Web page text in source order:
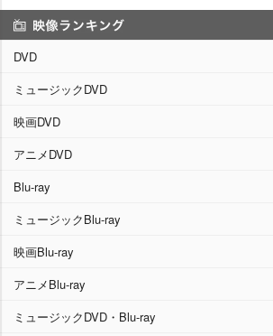
DVD
ミュージックDVD
映画DVD
アニメDVD
Blu-ray
ミュージックBlu-ray
映画Blu-ray
アニメBlu-ray
ミュージックDVD・Blu-ray